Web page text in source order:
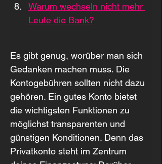
Warum wechseln nicht mehr
Leute die Bank?
Es gibt genug, worüber man sich
Gedanken machen muss. Die
Kontogebühren sollten nicht dazu
gehören. Ein gutes Konto bietet
die wichtigsten Funktionen zu
möglichst transparenten und
günstigen Konditionen. Denn das
Privatkonto steht im Zentrum